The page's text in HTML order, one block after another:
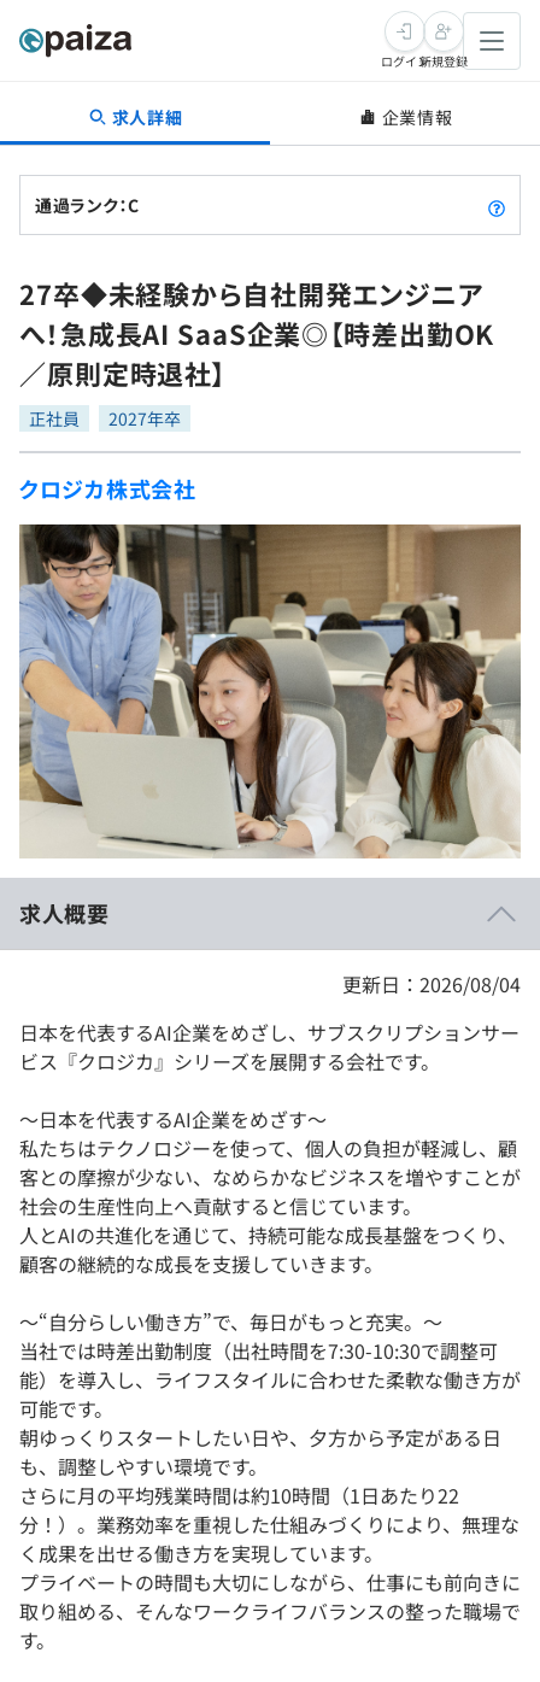
転職・キャリア
転職成功ガイド
転職エージェント
インタビュー
転職成功ガイド
新卒就活
求人検索
本選考
インターン
新卒エージェント
イベント・セミナー
インタビュー
就活成功ガイド
学習
問題集
4択課題
ナレッジ
リファレンス
プラン
個人向けプラン
法人向けプラン
学校向けプラン
契約内容・クーポン
プログラミング言語
評価結果一覧
再チャレンジ結果一覧
ゲーム・マンガ
Tech Team Journal
paiza times
note
paizaとは？
ログイン新規登録
求人詳細 企業情報
通過ランク：C
27卒◆未経験から自社開発エンジニア
へ！急成長AI SaaS企業◎【時差出勤OK
／原則定時退社】
正社員 2027年卒
クロジカ株式会社
求人概要
更新日：2026/08/04
日本を代表するAI企業をめざし、サブスクリプションサー
ビス『クロジカ』シリーズを展開する会社です。
〜日本を代表するAI企業をめざす〜
私たちはテクノロジーを使って、個人の負担が軽減し、顧
客との摩擦が少ない、なめらかなビジネスを増やすことが
社会の生産性向上へ貢献すると信じています。
人とAIの共進化を通じて、持続可能な成長基盤をつくり、
顧客の継続的な成長を支援していきます。
〜“自分らしい働き方”で、毎日がもっと充実。〜
当社では時差出勤制度（出社時間を7:30-10:30で調整可
能）を導入し、ライフスタイルに合わせた柔軟な働き方が
可能です。
朝ゆっくりスタートしたい日や、夕方から予定がある日
も、調整しやすい環境です。
さらに月の平均残業時間は約10時間（1日あたり22
分！）。業務効率を重視した仕組みづくりにより、無理な
く成果を出せる働き方を実現しています。
プライベートの時間も大切にしながら、仕事にも前向きに
取り組める、そんなワークライフバランスの整った職場で
す。